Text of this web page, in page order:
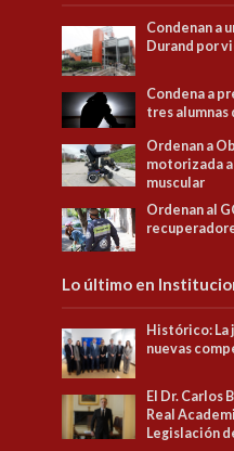
Condenan a
Durand por
Condena a
tres alumnas
Ordenan a
motorizada
muscular
Ordenan al
Lo último en
Histórico: La
nuevas
El Dr. Carlos
Real
Legislación